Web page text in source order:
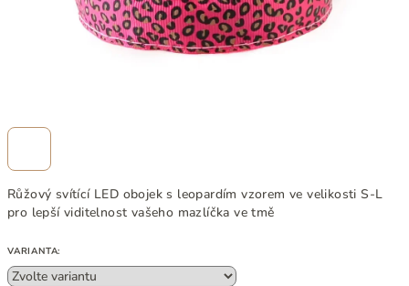
Růžový svítící LED obojek s leopardím vzorem ve velikosti S-L
pro lepší viditelnost vašeho mazlíčka ve tmě
VARIANTA: